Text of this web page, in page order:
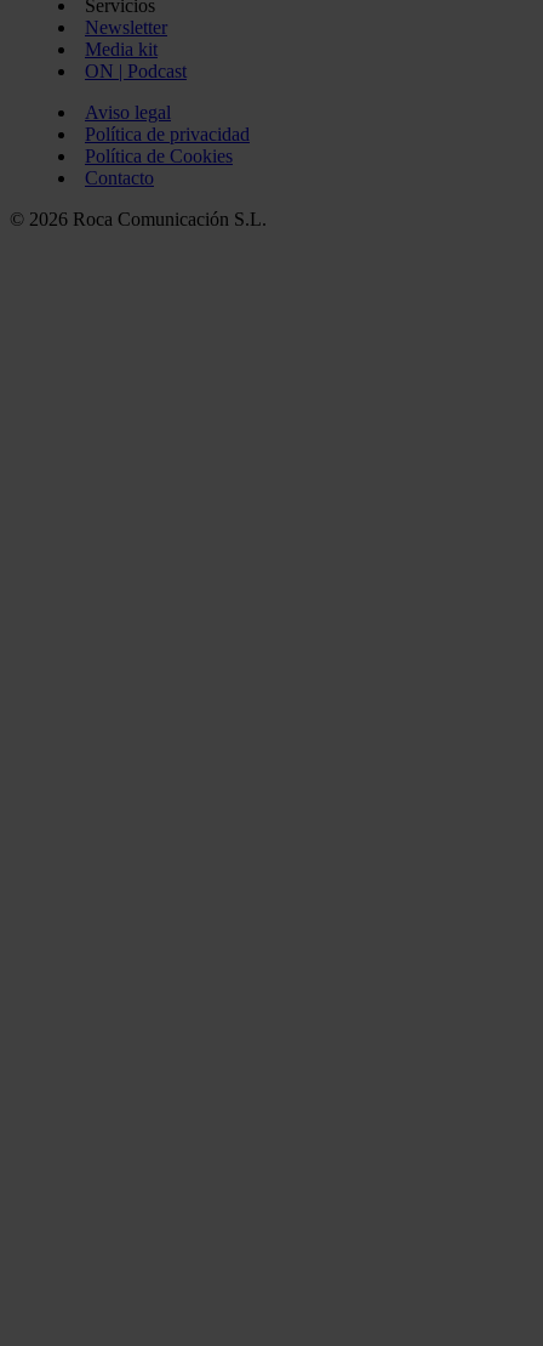
Servicios
Newsletter
Media kit
ON | Podcast
Aviso legal
Política de privacidad
Política de Cookies
Contacto
© 2026 Roca Comunicación S.L.